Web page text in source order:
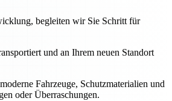
begleiten wir Sie Schritt für
und an Ihrem neuen Standort
Fahrzeuge, Schutzmaterialien und
oder Überraschungen.